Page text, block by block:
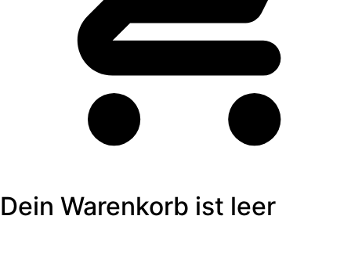
Dein Warenkorb ist leer